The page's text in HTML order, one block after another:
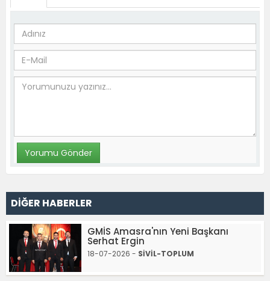
DİĞER HABERLER
GMİS Amasra'nın Yeni Başkanı
Serhat Ergin
18-07-2026 - SİVİL-TOPLUM